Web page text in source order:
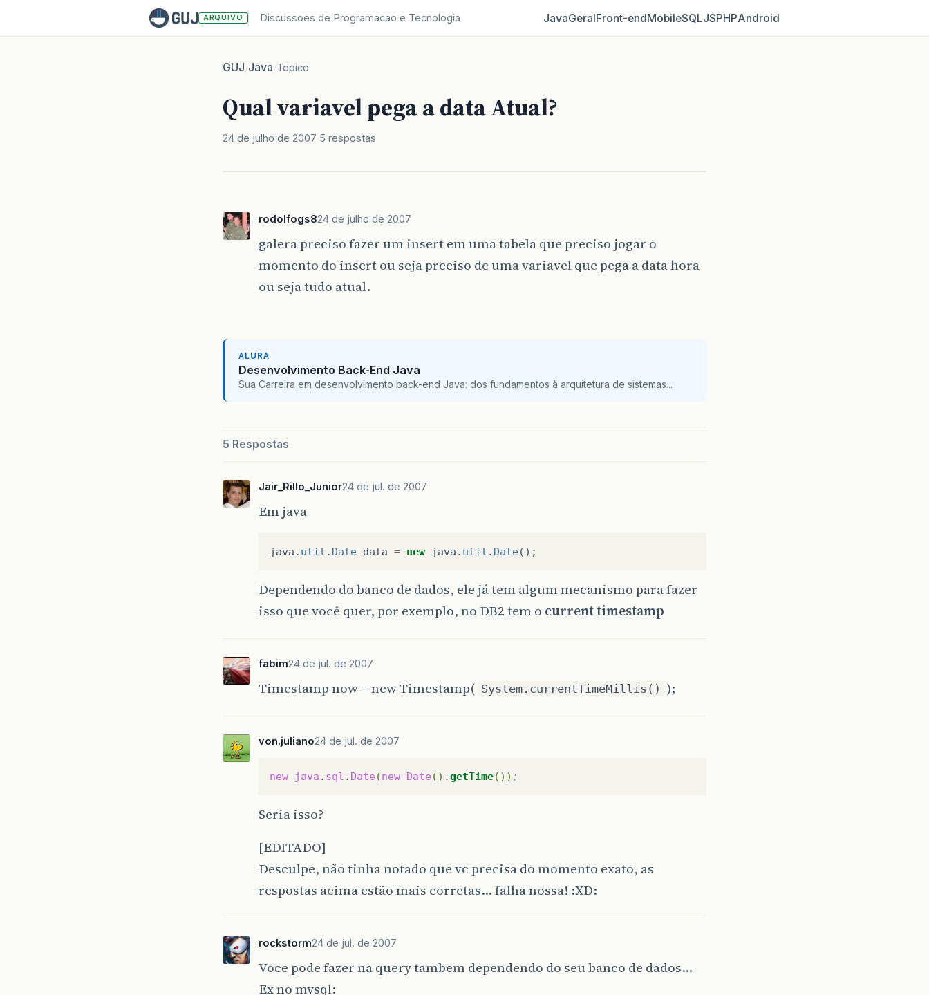
ARQUIVO Discussoes de Programacao e Tecnologia JavaGeralFront‑endMobileSQLJSPHPAndroid
GUJ/Java/Topico
Qual variavel pega a data Atual?
24 de julho de 2007 5 respostas
rodolfogs824 de julho de 2007
galera preciso fazer um insert em uma tabela que preciso jogar o
momento do insert ou seja preciso de uma variavel que pega a data hora
ou seja tudo atual.
ALURA
Desenvolvimento Back-End Java
Sua Carreira em desenvolvimento back-end Java: dos fundamentos à arquitetura de sistemas...
5 Respostas
Jair_Rillo_Junior24 de jul. de 2007
Em java
java . util . Date data = new java . util . Date();
Dependendo do banco de dados, ele já tem algum mecanismo para fazer
isso que você quer, por exemplo, no DB2 tem o current timestamp
fabim24 de jul. de 2007
Timestamp now = new Timestamp( System.currentTimeMillis() );
von.juliano24 de jul. de 2007
new java . sql . Date (new Date () .getTime()) ;
Seria isso?
[EDITADO]
Desculpe, não tinha notado que vc precisa do momento exato, as
respostas acima estão mais corretas… falha nossa! :XD:
rockstorm24 de jul. de 2007
Voce pode fazer na query tambem dependendo do seu banco de dados…
Ex no mysql: